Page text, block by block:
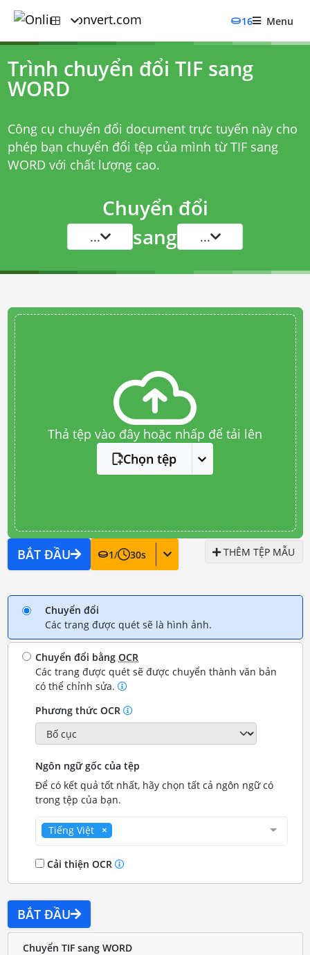
16 Menu
Trình chuyển đổi TIF sang
WORD
Công cụ chuyển đổi document trực tuyến này cho
phép bạn chuyển đổi tệp của mình từ TIF sang
WORD với chất lượng cao.
Chuyển đổi
... sang ...
Thả tệp vào đây hoặc nhấp để tải lên
Chọn tệp
BẮT ĐẦU 1/ 30s THÊM TỆP MẪU
Chuyển đổi
Các trang được quét sẽ là hình ảnh.
Chuyển đổi bằngOCR
Các trang được quét sẽ được chuyển thành văn bản
có thể chỉnh sửa.
Phương thức OCR
Ngôn ngữ gốc của tệp
Để có kết quả tốt nhất, hãy chọn tất cả ngôn ngữ có
trong tệp của bạn.
Tiếng Việt
Cải thiện OCR
BẮT ĐẦU
Chuyển TIF sang WORD